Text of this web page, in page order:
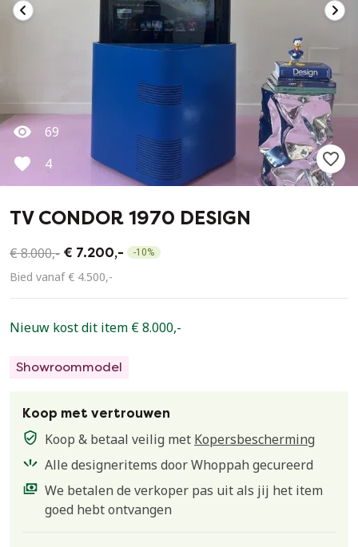
69
4
TV CONDOR 1970 DESIGN
€ 8.000,- € 7.200,- -10%
Bied vanaf € 4.500,-
Nieuw kost dit item € 8.000,-
Showroommodel
Koop met vertrouwen
Koop & betaal veilig met Kopersbescherming
Alle designeritems door Whoppah gecureerd
We betalen de verkoper pas uit als jij het item
goed hebt ontvangen